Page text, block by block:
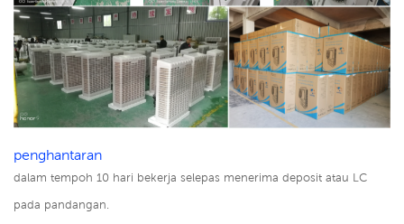
penghantaran
dalam tempoh 10 hari bekerja selepas menerima deposit atau LC
pada pandangan.